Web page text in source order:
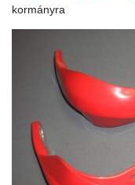
kormányra